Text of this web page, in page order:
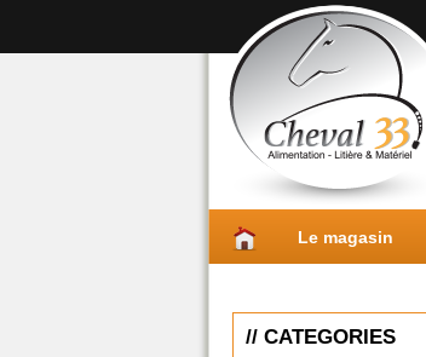
Le magasin
// CATEGORIES